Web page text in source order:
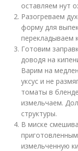
оставляем нут
Разогреваем
форму для
перекладываем
Готовим
доводя на
Варим на
уксус и не
томаты в
измельчаем.
структуры.
В миске
измельченную